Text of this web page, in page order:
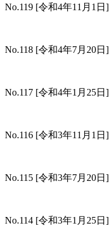
No.119 [令和4年11月1日]
No.118 [令和4年7月20日]
No.117 [令和4年1月25日]
No.116 [令和3年11月1日]
No.115 [令和3年7月20日]
No.114 [令和3年1月25日]